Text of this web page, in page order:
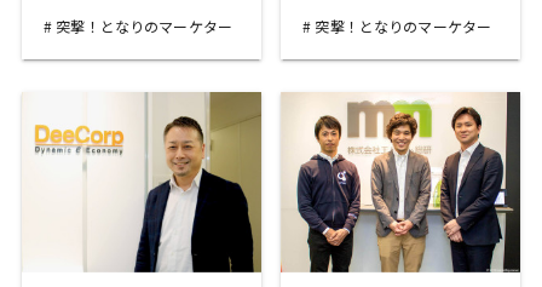
突撃！となりのマーケター 突撃！となりのマーケター